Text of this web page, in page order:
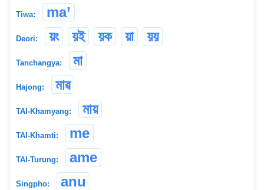
Tiwa: ma’
Deori: য়ং য়ই য়ক য়া য়য়
Tanchangya: মা
Hajong: মাৱ
TAI-Khamyang: মায়
TAI-Khamti: me
TAI-Turung: ame
Singpho: anu